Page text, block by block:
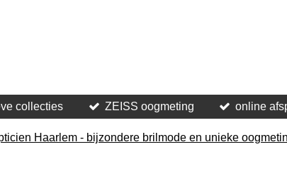
collecties ZEISS oogmeting online
Haarlem - bijzondere brilmode en unieke